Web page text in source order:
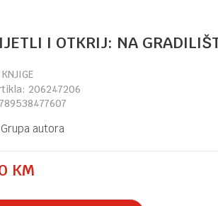
I OTKRIJ: NA
206247206
Grupa autora
KM